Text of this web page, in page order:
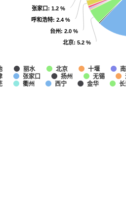
北京: 5.2 %
北京: 5.2 %
台州: 2.0 %
台州: 2.0 %
呼和浩特: 2.4 %
呼和浩特: 2.4 %
张家口: 1.2 %
张家口: 1.2 %
丽水 北京 十堰
张家口 扬州 无锡
衢州 西宁 金华